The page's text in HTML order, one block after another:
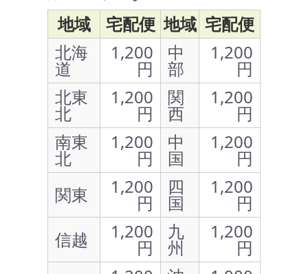
地域
宅配便 地域 宅配便
北海
道
1,200
円
中
部
1,200
円
北東
北
1,200
円
関
西
1,200
円
南東
北
1,200
円
中
国
1,200
円
関東
1,200
円
四
国
1,200
円
信越
1,200
円
九
州
1,200
円